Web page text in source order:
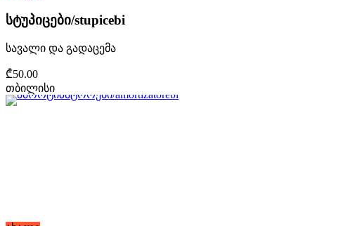
სტუპიცები/stupicebi
სავალი და გადაცემა
₾50.00
თბილისი